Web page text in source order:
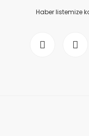
Haber listemize